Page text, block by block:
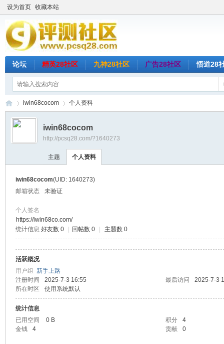
设为首页 收藏本站
论坛 精英28社区 九神28社区 广告28社区 悟道28
›
iwin68cocom 个人资料
iwin68cocom
http://pcsq28.com/?1640273
主题 个人资料
iwin68cocom(UID: 1640273)
邮箱状态
未验证
个人签名
https://iwin68co.com/
统计信息 好友数 0 回帖数 0 主题数 0
活跃概况
用户组 新手上路
注册时间
2025-7-3 16:55 最后访问
2025-7-3
所在时区
使用系统默认
统计信息
已用空间
0 B 积分
4
金钱
4 贡献 0